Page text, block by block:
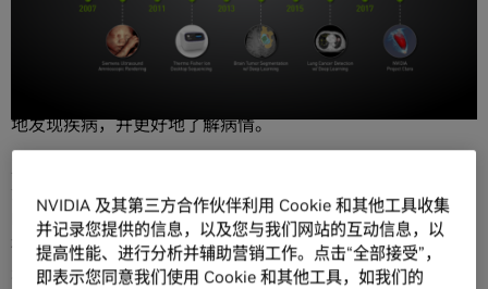
人工智能 (AI) 是我们这个时代的重要技术，而早期检测是一
地发现疾病，并更好地了解病情。
波士顿举办的世界医疗创新论坛 (WMIF，World Medical
Innovation Forum) 上发表了演讲。超过1000位全球行业领
袖和学术界人士分享了最新的AI与医疗业的交叉创新 – 这也
是黄仁勋先生关注的重点。
NVIDIA 及其第三方合作伙伴利用 Cookie 和其他工具收集
并记录您提供的信息，以及您与我们网站的互动信息，以
提高性能、进行分析并辅助营销工作。点击“全部接受”，
即表示您同意我们使用 Cookie 和其他工具，如我们的